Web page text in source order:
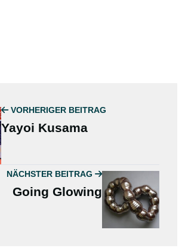
VORHERIGER BEITRAG
Yayoi Kusama
NÄCHSTER BEITRAG
Going Glowing